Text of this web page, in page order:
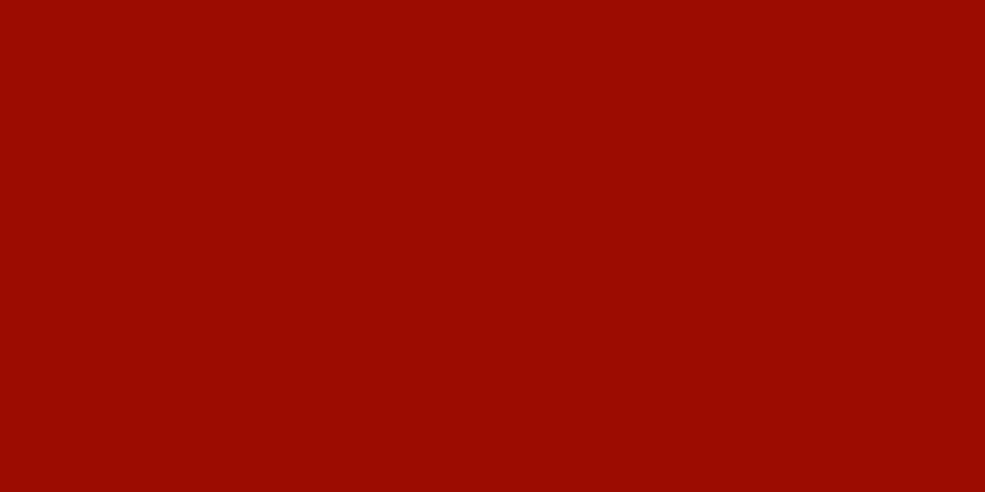
portal in Tripura.